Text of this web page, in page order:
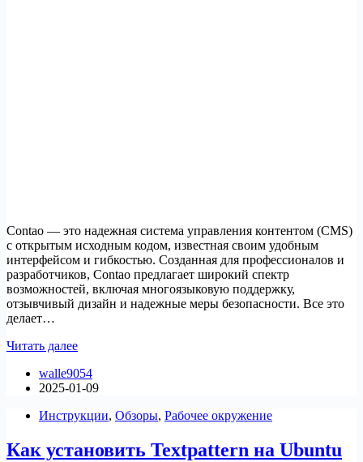
Contao — это надежная система управления контентом (CMS)
с открытым исходным кодом, известная своим удобным
интерфейсом и гибкостью. Созданная для профессионалов и
разработчиков, Contao предлагает широкий спектр
возможностей, включая многоязыковую поддержку,
отзывчивый дизайн и надежные меры безопасности. Все это
делает…
Читать далееКак
Contao
на
walle9054
2025-01-09
Инструкции, Обзоры, Рабочее окружение
Как установить Textpattern на Ubuntu